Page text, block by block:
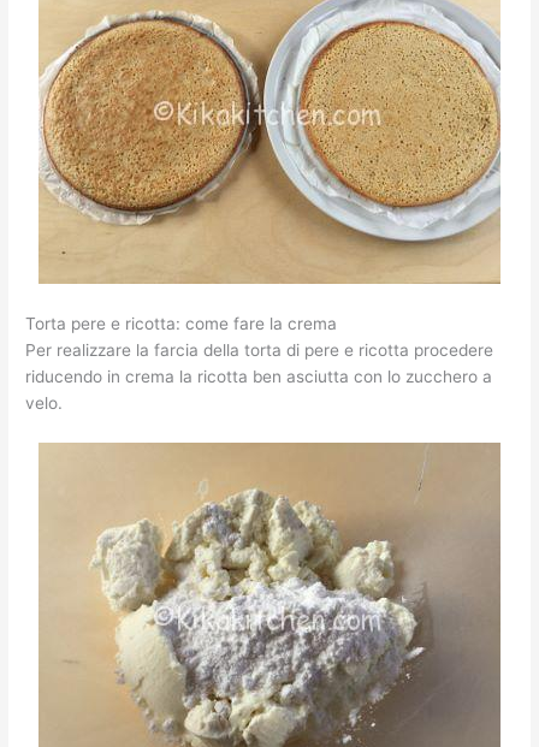
Torta pere e ricotta: come fare la crema
Per realizzare la farcia della torta di pere e ricotta procedere
riducendo in crema la ricotta ben asciutta con lo zucchero a
velo.